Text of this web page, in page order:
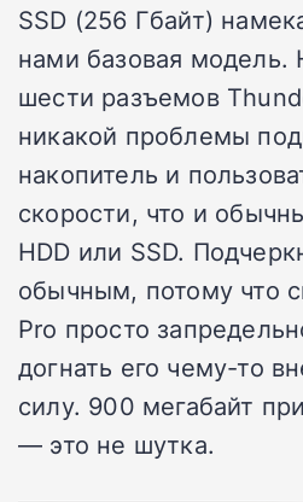
SSD (256 Гбайт)
нами базовая модель.
шести разъемов
никакой проблемы
накопитель и
скорости, что и
HDD или SSD.
обычным, потому что
Pro просто
догнать его чему-то
силу. 900 мегабайт
— это не шутка.